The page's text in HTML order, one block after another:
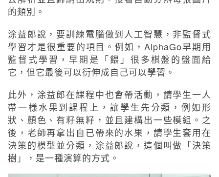
的類別。
涂益郎說，要訓練電腦做到人工智慧，非監督式
學習才是很重要的項目。例如，AlphaGo早期用
監督式學習，早期是「餵」很多棋盤的盤面給
它，但它最後可以衍伸成自己可以學習。
此外，涂益郎在課程中也會帶活動，請學生一人
帶一樣水果到課程上，讓學生先分類，例如形
狀、顏色、有籽無籽，並且建構出一些模組。之
後，老師再拿出自已帶來的水果，請學生套用在
決策的模型並分類，涂益郎說，這個叫做「決策
樹」，是一種演算的方式。